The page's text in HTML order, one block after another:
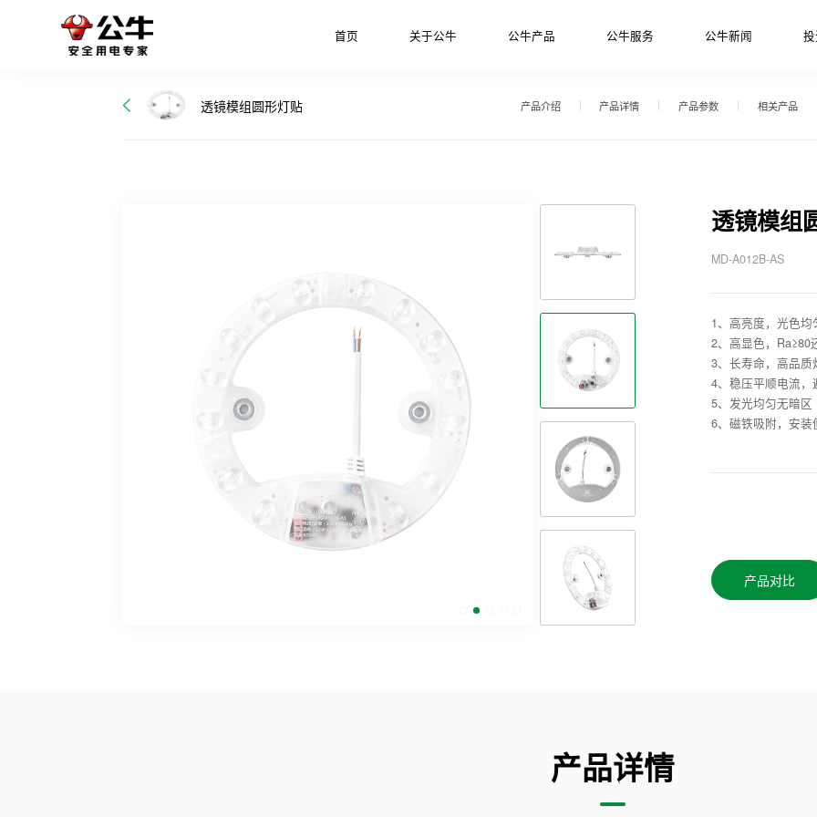
首页 关于公牛 公牛产品 公牛服务 公牛新闻
透镜模组圆形灯贴 产品介绍 产品详情 产品参数 相关产品
透镜模组
MD-A012B-AS
1、高亮度，光色均
2、高显色，Ra≥80
3、长寿命，高品质
4、稳压平顺电流，
5、发光均匀无暗区
6、磁铁吸附，安装
产品对比
产品详情